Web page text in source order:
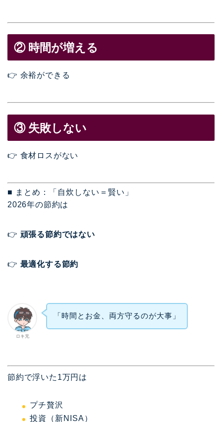
② 時間が増える
👉 余裕ができる
③ 失敗しない
👉 食材ロスがない
■ まとめ：「自炊しない＝賢い」
2026年の節約は
👉 頑張る節約ではない
👉 最適化する節約
ロキ兄
「時間とお金、両方守るのが大事」
節約で浮いた1万円は
プチ贅沢
投資（新NISA）